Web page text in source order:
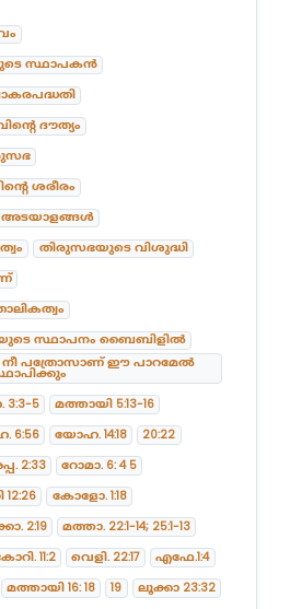
സ്ഥാപകൻ
ദൗത്യം
ശരീരം
അടയാളങ്ങൾ
തിരുസഭയുടെ വിശുദ്ധി
സ്ഥാപനം ബൈബിളിൽ
നീ പത്രോസാണ് ഈ പാറമേൽ
5
മത്തായി 5:13-16
6:56 യോഹ. 14:18
20:22
2:33
റോമാ. 6: 4 5
12:26
കോളോ. 1:18
2:19
മത്താ. 22:1-14; 25:1-13
11:2 വെളി. 22:17
എഫേ.1:4
മത്തായി 16: 18 19
ലൂക്കാ 23:32